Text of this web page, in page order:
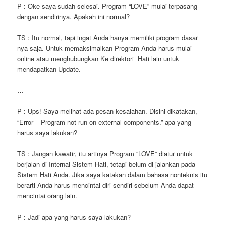
P : Oke saya sudah selesai. Program “LOVE” mulai terpasang
dengan sendirinya. Apakah ini normal?
TS : Itu normal, tapi ingat Anda hanya memiliki program dasar
nya saja. Untuk memaksimalkan Program Anda harus mulai
online atau menghubungkan Ke direktori Hati lain untuk
mendapatkan Update.
…
P : Ups! Saya melihat ada pesan kesalahan. Disini dikatakan,
“Error – Program not run on external components.” apa yang
harus saya lakukan?
TS : Jangan kawatir, itu artinya Program “LOVE” diatur untuk
berjalan di Internal Sistem Hati, tetapi belum di jalankan pada
Sistem Hati Anda. Jika saya katakan dalam bahasa nonteknis itu
berarti Anda harus mencintai diri sendiri sebelum Anda dapat
mencintai orang lain.
P : Jadi apa yang harus saya lakukan?